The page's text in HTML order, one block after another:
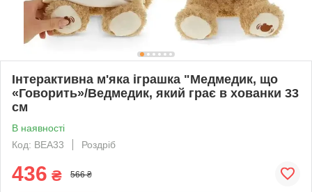
Інтерактивна м'яка іграшка "Медмедик, що
«Говорить»/Ведмедик, який грає в хованки 33
см
В наявності
Код: BEA33
Роздріб
436 ₴ 566 ₴